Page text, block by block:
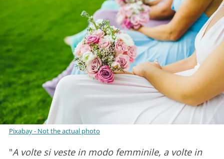
Pixabay - Not the actual photo
"A volte si veste in modo femminile, a volte in